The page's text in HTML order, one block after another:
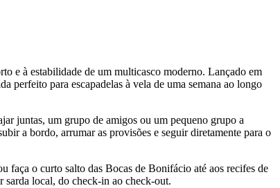
e à estabilidade de um multicasco moderno. Lançado em
para escapadelas à vela de uma semana ao longo
juntas, um grupo de amigos ou um pequeno grupo a
a bordo, arrumar as provisões e seguir diretamente para o
faça o curto salto das Bocas de Bonifácio até aos recifes de
sarda local, do check-in ao check-out.